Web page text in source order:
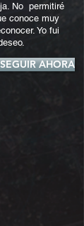
No permitiré
conoce muy
Yo fui
AHORA